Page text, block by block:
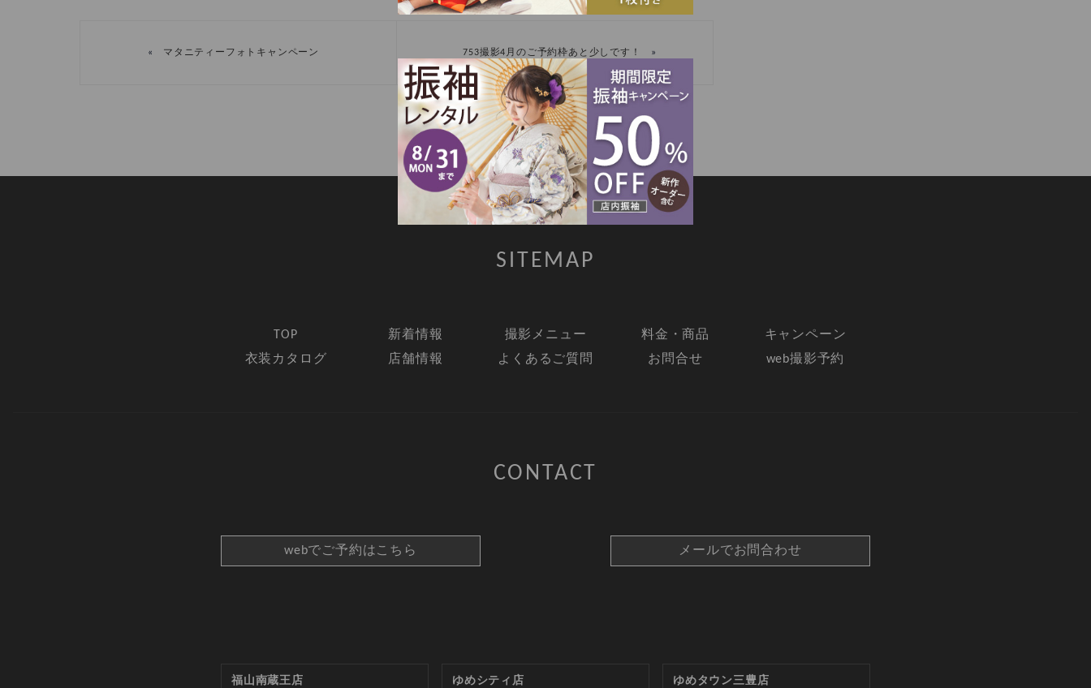
« マタニティーフォトキャンペーン 753撮影4月のご予約枠あと少しです！ »
SITEMAP
TOP 新着情報 撮影メニュー 料金・商品
キャンペーン
衣装カタログ
店舗情報 よくあるご質問 お問合せ web撮影予約
CONTACT
webでご予約はこちら メールでお問合わせ
福山南蔵王店 ゆめシティ店 ゆめタウン三豊店